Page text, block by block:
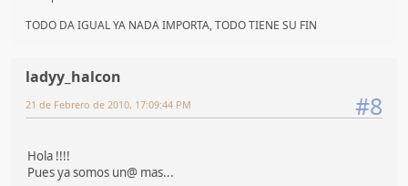
TODO DA IGUAL YA NADA IMPORTA, TODO TIENE SU FIN
ladyy_halcon
#8
21 de Febrero de 2010, 17:09:44 PM
Hola !!!!
Pues ya somos un@ mas...